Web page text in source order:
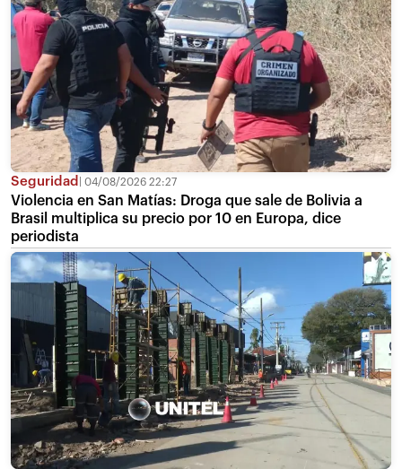
Seguridad 04/08/2026 22:27
Violencia en San Matías: Droga que sale de Bolivia a
Brasil multiplica su precio por 10 en Europa, dice
periodista